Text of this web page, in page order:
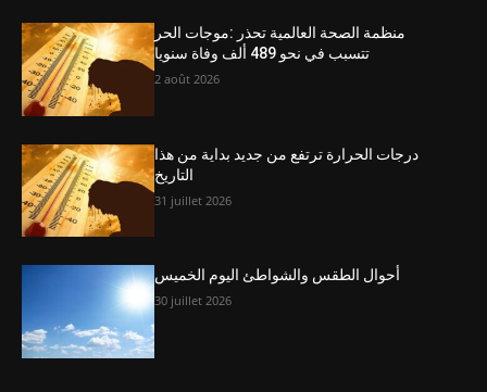
منظمة الصحة العالمية تحذر :موجات الحر
تتسبب في نحو 489 ألف وفاة سنويا
2 août 2026
درجات الحرارة ترتفع من جديد بداية من هذا
التاريخ
31 juillet 2026
أحوال الطقس والشواطئ اليوم الخميس
30 juillet 2026